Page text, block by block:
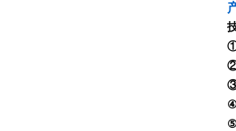
①
②
③